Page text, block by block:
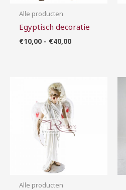
Alle producten
Egyptisch decoratie
€10,00 - €40,00
Alle producten